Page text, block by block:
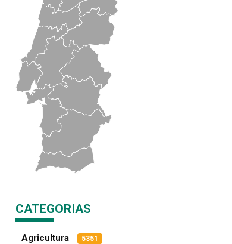
CATEGORIAS
Agricultura 5351